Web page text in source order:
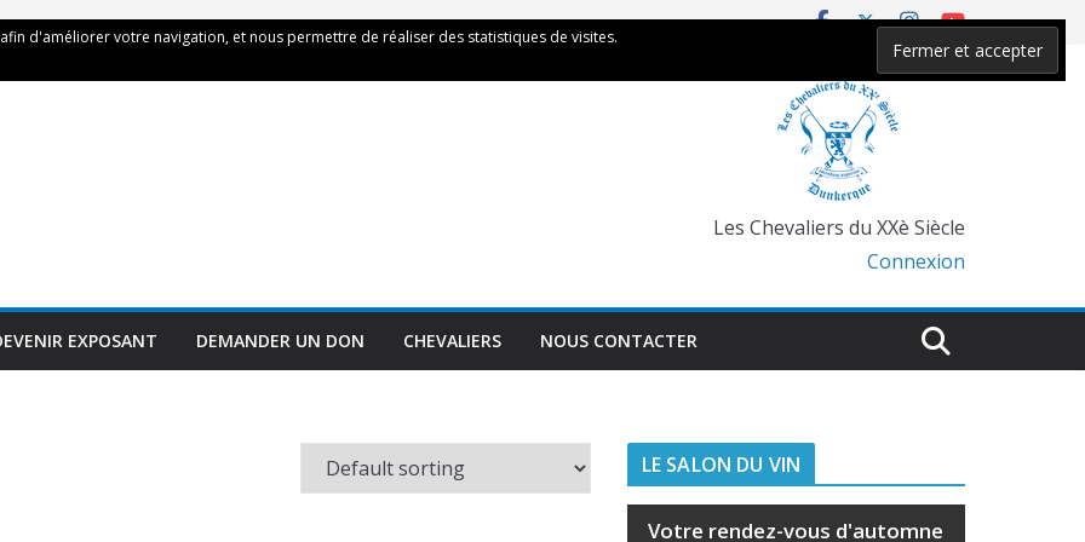
Les Chevaliers du XXè Siècle
Connexion
EXPOSANT DEMANDER UN DON CHEVALIERS NOUS CONTACTER
LE SALON DU VIN
Votre rendez-vous d'automne
d'améliorer votre navigation, et nous permettre de réaliser des statistiques de visites.